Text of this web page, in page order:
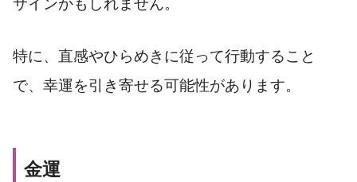
サインかもしれません。
特に、直感やひらめきに従って行動すること
で、幸運を引き寄せる可能性があります。
金運